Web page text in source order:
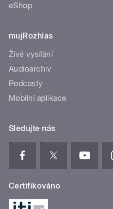
eShop
mujRozhlas
Živé vysílání
Audioarchiv
Podcasty
Mobilní aplikace
Sledujte nás
Certifikováno